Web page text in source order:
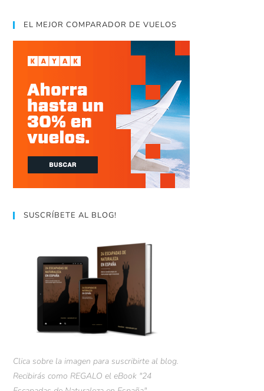
EL MEJOR COMPARADOR DE VUELOS
SUSCRÍBETE AL BLOG!
Clica sobre la imagen para suscribirte al blog.
Recibirás como REGALO el eBook "24